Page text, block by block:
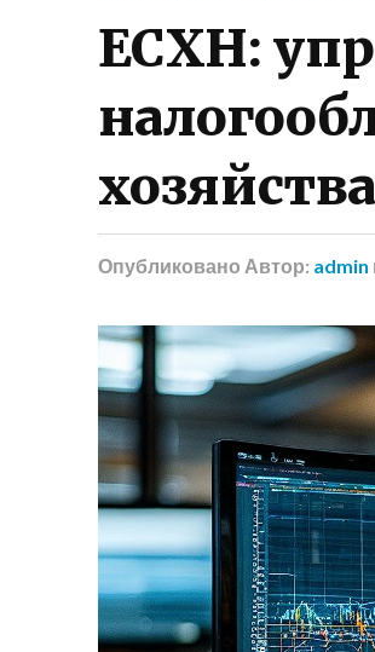
ЕСХН:
хозяйства
Опубликовано Автор: admin